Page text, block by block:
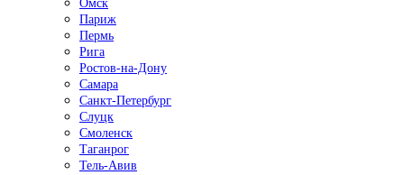
Омск
Париж
Пермь
Рига
Ростов-на-Дону
Самара
Санкт-Петербург
Слуцк
Смоленск
Таганрог
Тель-Авив